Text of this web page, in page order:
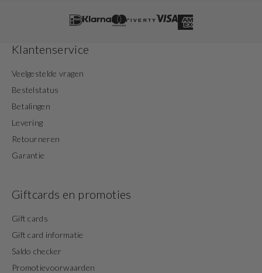
Klantenservice
Veelgestelde vragen
Bestelstatus
Betalingen
Levering
Retourneren
Garantie
Giftcards en promoties
Gift cards
Gift card informatie
Saldo checker
Promotievoorwaarden